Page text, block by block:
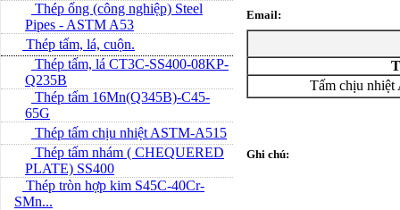
Thép ống (công nghiệp) Steel
Pipes - ASTM A53
Thép tấm, lá, cuộn.
Thép tấm, lá CT3C-SS400-08KP-
Q235B
Thép tấm 16Mn(Q345B)-C45-
65G
Thép tấm chịu nhiệt ASTM-A515
Thép tấm nhám ( CHEQUERED
PLATE) SS400
Thép tròn hợp kim S45C-40Cr-
SMn...
Email:
Tấm chịu nhiệt
Ghi chú: